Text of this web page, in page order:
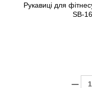
Рукавиці для
SB-